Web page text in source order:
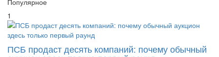
1
ПСБ продаст десять компаний: почему обычный
аукцион здесь только первый раунд